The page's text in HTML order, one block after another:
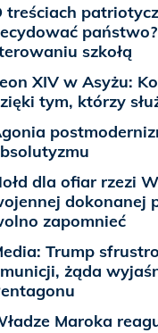
treściach
szkołą
XIV w Asyżu:
tym, którzy
dla ofiar rzezi
dokonanej
zapomnieć
Trump
żąda
Maroka